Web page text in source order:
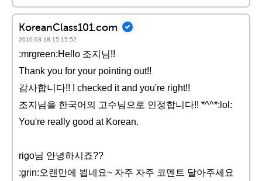
KoreanClass101.com
2010-03-18 15:15:52
:mrgreen:Hello 조지님!!
Thank you for your pointing out!!
감사합니다!! I checked it and you're right!!
조지님을 한국어의 고수님으로 인정합니다!! *^^*:lol:
You're really good at Korean.
rigo님 안녕하시죠??
:grin:오랜만에 뵙네요~ 자주 자주 코멘트 달아주세요